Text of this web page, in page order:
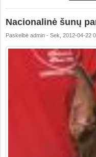
Nacionalinė šunų
Paskelbė admin - Sek, 2012-04-22